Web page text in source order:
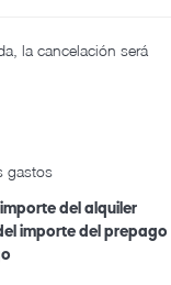
la cancelación será
gastos
del alquiler
importe del prepago